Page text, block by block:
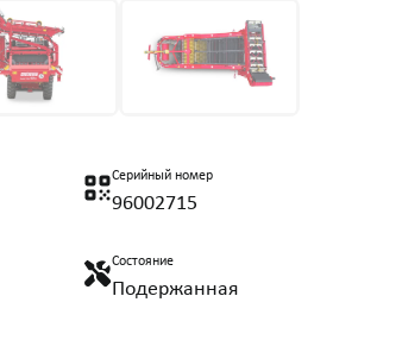
Серийный номер
96002715
Состояние
Подержанная